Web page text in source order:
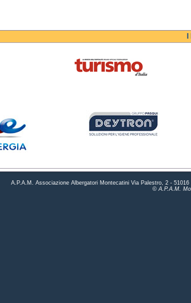
A.P.A.M. Associazione Albergatori Montecatini Via Palestro, 2 -
© A.P.A.M.